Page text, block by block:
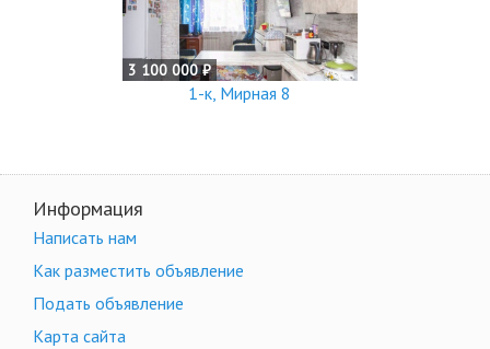
3 100 000 ₽
1-к, Мирная 8
Информация
Написать нам
Как разместить объявление
Подать объявление
Карта сайта